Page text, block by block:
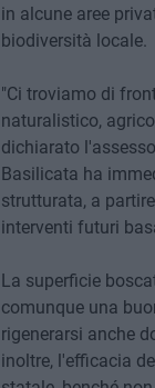
in alcune aree
biodiversità locale.
"Ci troviamo di
naturalistico,
dichiarato
Basilicata ha
strutturata, a
interventi futuri
La superficie
comunque una
rigenerarsi anche
inoltre, l'efficacia